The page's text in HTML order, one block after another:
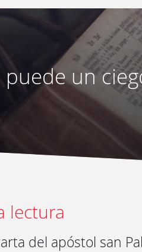
puede un
lectura
del apóstol san